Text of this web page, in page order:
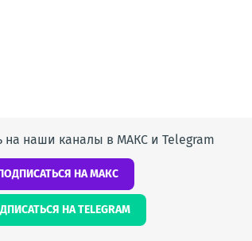
на наши каналы в МАКС и Telegram
НА МАКС
НА TELEGRAM